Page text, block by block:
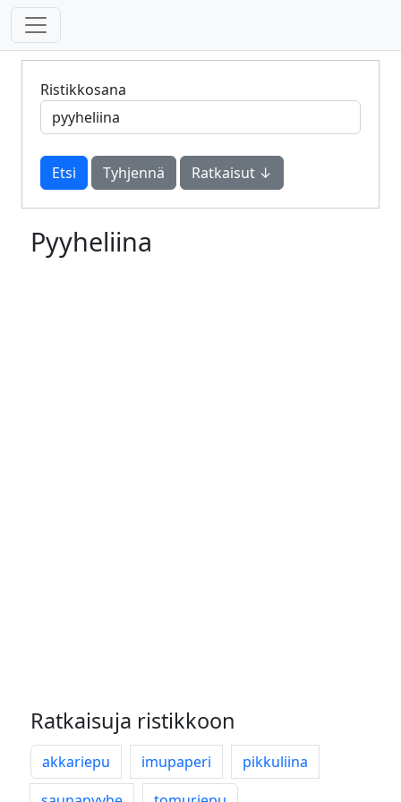
Ristikkosana
Tyhjennä Ratkaisut ↓
Pyyheliina
Ratkaisuja ristikkoon
akkariepu imupaperi
pikkuliina